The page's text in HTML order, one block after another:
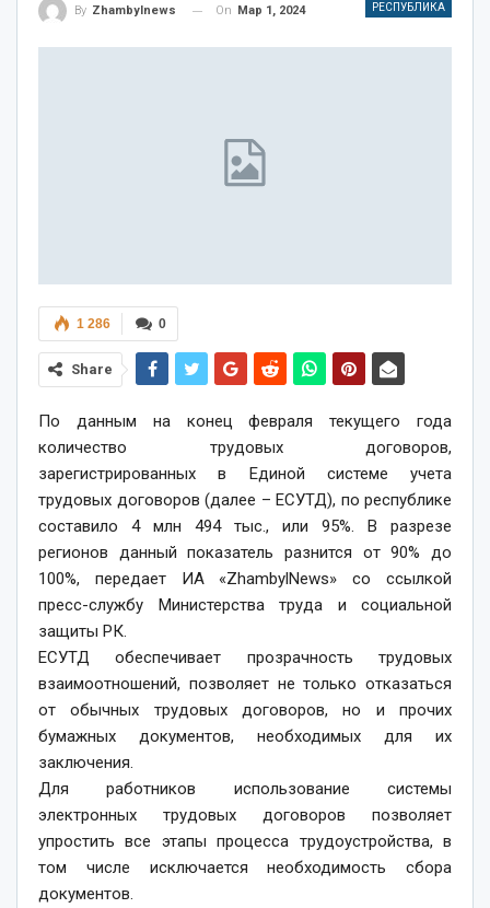
РЕСПУБЛИКА
By Zhambylnews On Мар 1, 2024
0
1 286
Share
По данным на конец февраля текущего года
количество трудовых договоров,
зарегистрированных в Единой системе учета
трудовых договоров (далее – ЕСУТД), по республике
составило 4 млн 494 тыс., или 95%. В разрезе
регионов данный показатель разнится от 90% до
100%, передает ИА «ZhambylNews» со ссылкой
пресс-службу Министерства труда и социальной
защиты РК.
ЕСУТД обеспечивает прозрачность трудовых
взаимоотношений, позволяет не только отказаться
от обычных трудовых договоров, но и прочих
бумажных документов, необходимых для их
заключения.
Для работников использование системы
электронных трудовых договоров позволяет
упростить все этапы процесса трудоустройства, в
том числе исключается необходимость сбора
документов.